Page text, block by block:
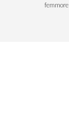
femmore